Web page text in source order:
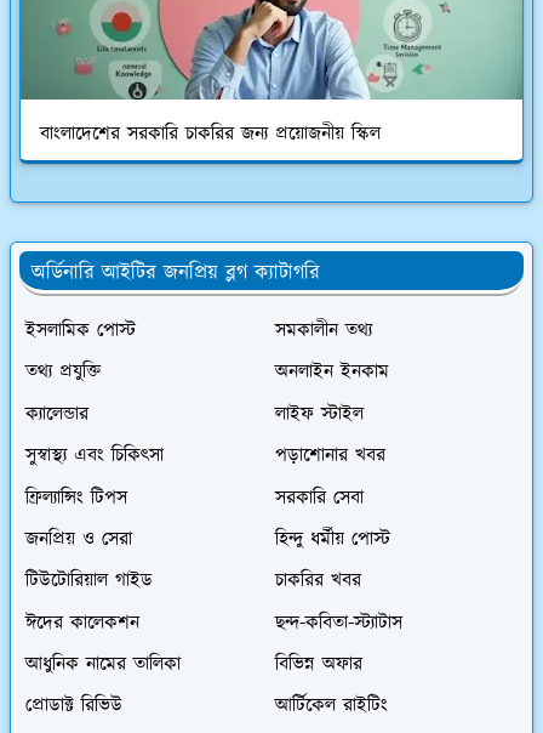
বাংলাদেশের সরকারি চাকরির জন্য প্রয়োজনীয় স্কিল
অর্ডিনারি আইটির জনপ্রিয় ব্লগ ক্যাটাগরি
ইসলামিক পোস্ট
সমকালীন তথ্য
তথ্য প্রযুক্তি
অনলাইন ইনকাম
ক্যালেন্ডার
লাইফ স্টাইল
সুস্বাস্থ্য এবং চিকিৎসা
পড়াশোনার খবর
ফ্রিল্যান্সিং টিপস
সরকারি সেবা
জনপ্রিয় ও সেরা
হিন্দু ধর্মীয় পোস্ট
টিউটোরিয়াল গাইড
চাকরির খবর
ঈদের কালেকশন
ছন্দ-কবিতা-স্ট্যাটাস
আধুনিক নামের তালিকা
বিভিন্ন অফার
প্রোডাক্ট রিভিউ
আর্টিকেল রাইটিং